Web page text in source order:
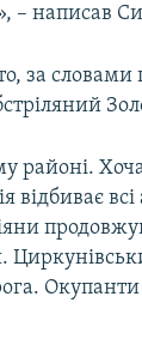
– написав
за
районі.
відбиває